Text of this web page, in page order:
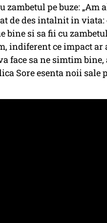
zambetul pe buze: „Am
de des intalnit in
si sa fii cu
indiferent ce impact ar
face sa ne simtim
Sore esenta noii sale